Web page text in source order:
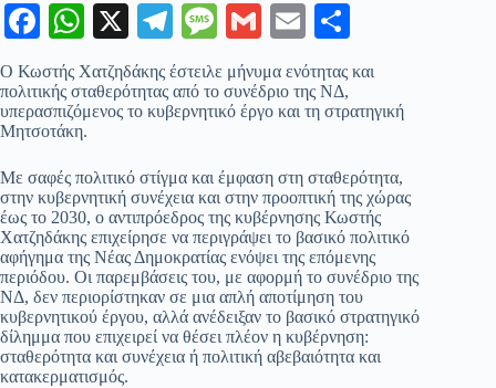
Fa
ce
bo
ok
W
ha
ts
A
pp
X
Te
le
gr
a
M
es
sa
ge
G
ail
E
m
ail
α
στ
εί
τε
Ο Κωστής Χατζηδάκης έστειλε μήνυμα ενότητας και
πολιτικής σταθερότητας από το συνέδριο της ΝΔ,
υπερασπιζόμενος το κυβερνητικό έργο και τη στρατηγική
Μητσοτάκη.
Με σαφές πολιτικό στίγμα και έμφαση στη σταθερότητα,
στην κυβερνητική συνέχεια και στην προοπτική της χώρας
έως το 2030, ο αντιπρόεδρος της κυβέρνησης Κωστής
Χατζηδάκης επιχείρησε να περιγράψει το βασικό πολιτικό
αφήγημα της Νέας Δημοκρατίας ενόψει της επόμενης
περιόδου. Οι παρεμβάσεις του, με αφορμή το συνέδριο της
ΝΔ, δεν περιορίστηκαν σε μια απλή αποτίμηση του
κυβερνητικού έργου, αλλά ανέδειξαν το βασικό στρατηγικό
δίλημμα που επιχειρεί να θέσει πλέον η κυβέρνηση:
σταθερότητα και συνέχεια ή πολιτική αβεβαιότητα και
κατακερματισμός.